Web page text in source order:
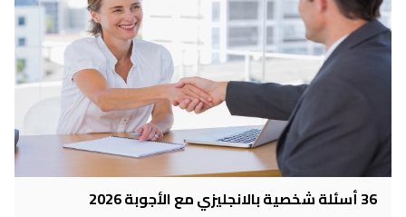
36 أسئلة شخصية بالانجليزي مع الأجوبة 2026